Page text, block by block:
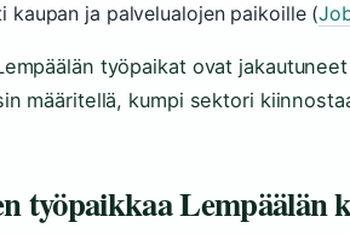
kaupan ja palvelualojen paikoille (
työpaikat ovat
määritellä, kumpi sektori
työpaikkaa Lempäälän